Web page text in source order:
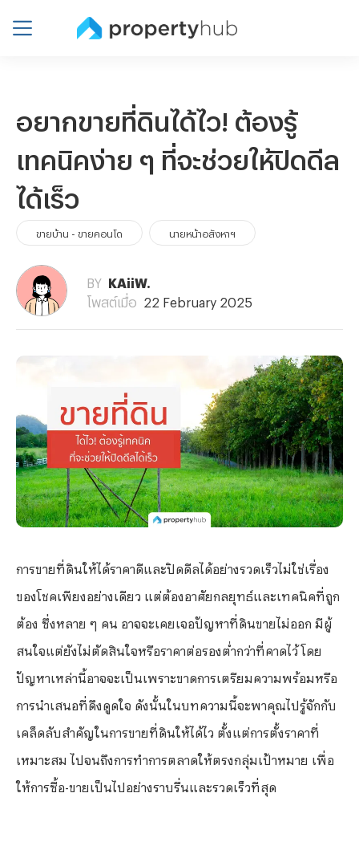
อยากขายที่ดินได้ไว! ต้องรู้
เทคนิคง่าย ๆ ที่จะช่วยให้ปิดดีล
ได้เร็ว
ขายบ้าน - ขายคอนโด นายหน้าอสังหาฯ
BY
KAiiW.
โพสต์เมื่อ
22 February 2025
การขายที่ดินให้ได้ราคาดีและปิดดีลได้อย่างรวดเร็วไม่ใช่เรื่อง
ของโชคเพียงอย่างเดียว แต่ต้องอาศัยกลยุทธ์และเทคนิคที่ถูก
ต้อง ซึ่งหลาย ๆ คน อาจจะเคยเจอปัญหาที่ดินขายไม่ออก มีผู้
สนใจแต่ยังไม่ตัดสินใจหรือราคาต่อรองต่ำกว่าที่คาดไว้ โดย
ปัญหาเหล่านี้อาจจะเป็นเพราะขาดการเตรียมความพร้อมหรือ
การนำเสนอที่ดึงดูดใจ ดังนั้นในบทความนี้จะพาคุณไปรู้จักกับ
เคล็ดลับสำคัญในการขายที่ดินให้ได้ไว ตั้งแต่การตั้งราคาที่
เหมาะสม ไปจนถึงการทำการตลาดให้ตรงกลุ่มเป้าหมาย เพื่อ
ให้การซื้อ-ขายเป็นไปอย่างราบรื่นและรวดเร็วที่สุด